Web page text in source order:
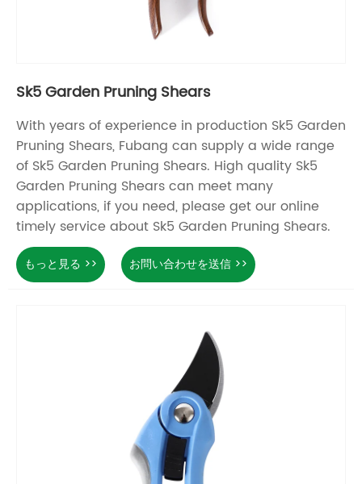
Sk5 Garden Pruning Shears
With years of experience in production Sk5 Garden
Pruning Shears, Fubang can supply a wide range
of Sk5 Garden Pruning Shears. High quality Sk5
Garden Pruning Shears can meet many
applications, if you need, please get our online
timely service about Sk5 Garden Pruning Shears.
もっと見る >> お問い合わせを送信 >>